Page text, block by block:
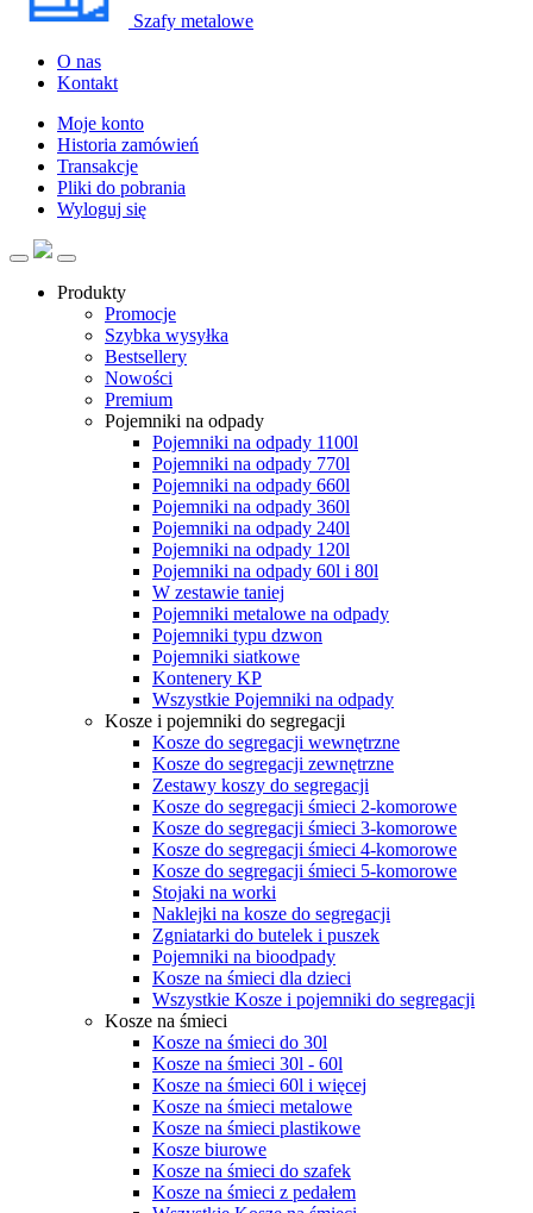
Szafy metalowe
O nas
Kontakt
Moje konto
Historia zamówień
Transakcje
Pliki do pobrania
Wyloguj się
Produkty
Promocje
Szybka wysyłka
Bestsellery
Nowości
Premium
Pojemniki na odpady
Pojemniki na odpady 1100l
Pojemniki na odpady 770l
Pojemniki na odpady 660l
Pojemniki na odpady 360l
Pojemniki na odpady 240l
Pojemniki na odpady 120l
Pojemniki na odpady 60l i 80l
W zestawie taniej
Pojemniki metalowe na odpady
Pojemniki typu dzwon
Pojemniki siatkowe
Kontenery KP
Wszystkie Pojemniki na odpady
Kosze i pojemniki do segregacji
Kosze do segregacji wewnętrzne
Kosze do segregacji zewnętrzne
Zestawy koszy do segregacji
Kosze do segregacji śmieci 2-komorowe
Kosze do segregacji śmieci 3-komorowe
Kosze do segregacji śmieci 4-komorowe
Kosze do segregacji śmieci 5-komorowe
Stojaki na worki
Naklejki na kosze do segregacji
Zgniatarki do butelek i puszek
Pojemniki na bioodpady
Kosze na śmieci dla dzieci
Wszystkie Kosze i pojemniki do segregacji
Kosze na śmieci
Kosze na śmieci do 30l
Kosze na śmieci 30l - 60l
Kosze na śmieci 60l i więcej
Kosze na śmieci metalowe
Kosze na śmieci plastikowe
Kosze biurowe
Kosze na śmieci do szafek
Kosze na śmieci z pedałem